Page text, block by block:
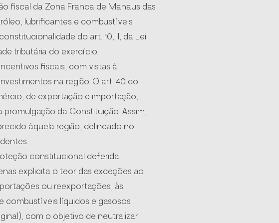
fiscal da Zona Franca de Manaus das
lubrificantes e combustíveis
do art. 10, II, da Lei
tributária do exercício.
fiscais, com vistas à
na região. O art. 40 do
de exportação e importação,
da Constituição. Assim,
àquela região, delineado no
constitucional deferida
explicita o teor das exceções ao
ou reexportações, às
combustíveis líquidos e gasosos
com o objetivo de neutralizar